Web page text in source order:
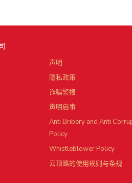
声明
隐私政策
诈骗警报
声明启事
Anti Bribery and Anti
Policy
Whistleblower Policy
云顶路的使用规则与条规